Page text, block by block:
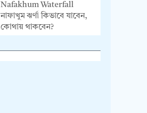
Nafakhum Waterfall
নাফাখুম ঝর্ণা কিভাবে যাবেন,
কোথায় থাকবেন?